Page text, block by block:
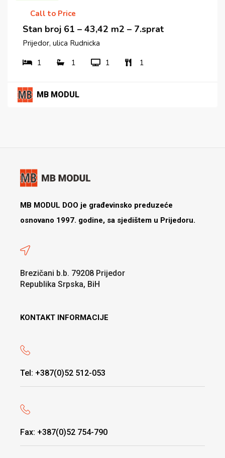
Call to Price
Stan broj 61 – 43,42 m2 – 7.sprat
Prijedor, ulica Rudnicka
1
1 1 1
MB MODUL
MB MODUL DOO je građevinsko preduzeće
osnovano 1997. godine, sa sjedištem u Prijedoru.
Brezičani b.b. 79208 Prijedor
Republika Srpska, BiH
KONTAKT INFORMACIJE
Tel: +387(0)52 512-053
Fax: +387(0)52 754-790